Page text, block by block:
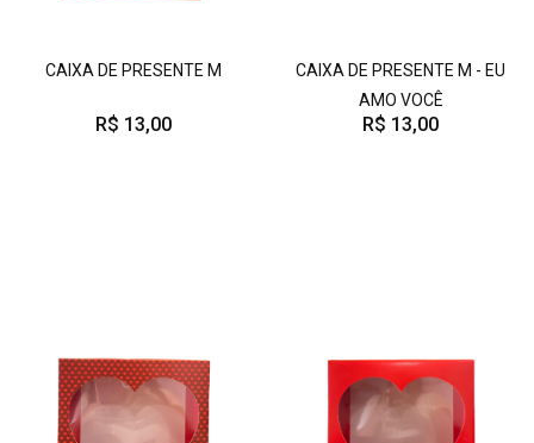
CAIXA DE PRESENTE M
R$ 13,00
CAIXA DE PRESENTE M - EU
AMO VOCÊ
R$ 13,00